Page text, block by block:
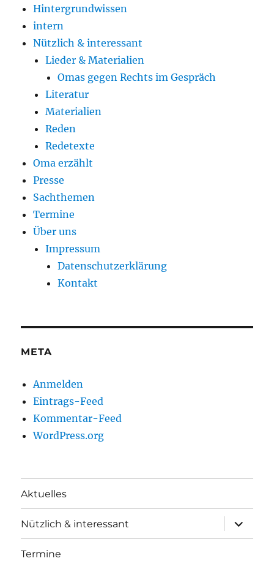
Hintergrundwissen
intern
Nützlich & interessant
Lieder & Materialien
Omas gegen Rechts im Gespräch
Literatur
Materialien
Reden
Redetexte
Oma erzählt
Presse
Sachthemen
Termine
Über uns
Impressum
Datenschutzerklärung
Kontakt
META
Anmelden
Eintrags-Feed
Kommentar-Feed
WordPress.org
Aktuelles
Nützlich & interessant
anzeigen
Termine